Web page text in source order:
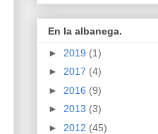
En la albanega.
► 2019 (1)
► 2017 (4)
► 2016 (9)
► 2013 (3)
► 2012 (45)